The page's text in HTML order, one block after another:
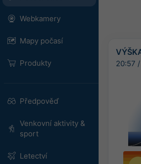
Webkamery
Mapy počasí
Produkty
Předpověď
Venkovní aktivity &
sport
Letectví
20:57 /